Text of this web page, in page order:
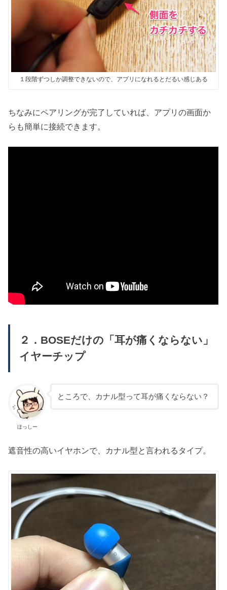
１段階ずつしか調整できないので、アプリになれるとだるい感じある
ちなみにペアリングが完了していれば、アプリの画面か
らも簡単に接続できます。
２．BOSEだけの「耳が痛くならない」
イヤーチップ
ほっしー
ところで、カナル型って耳が痛くならない？
遮音性の高いイヤホンで、カナル型と言われるタイプ。